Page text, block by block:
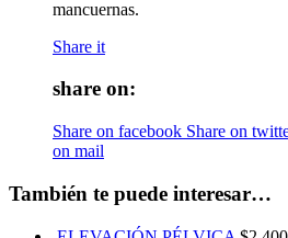
mancuernas.
Share it
share on:
Share on facebook Share on
on mail
También te puede interesar…